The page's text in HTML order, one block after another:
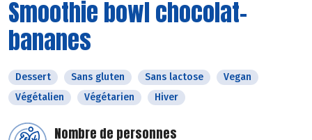
Smoothie bowl chocolat-
bananes
Dessert Sans gluten Sans lactose
Vegan
Végétalien
Végétarien Hiver
Nombre de personnes